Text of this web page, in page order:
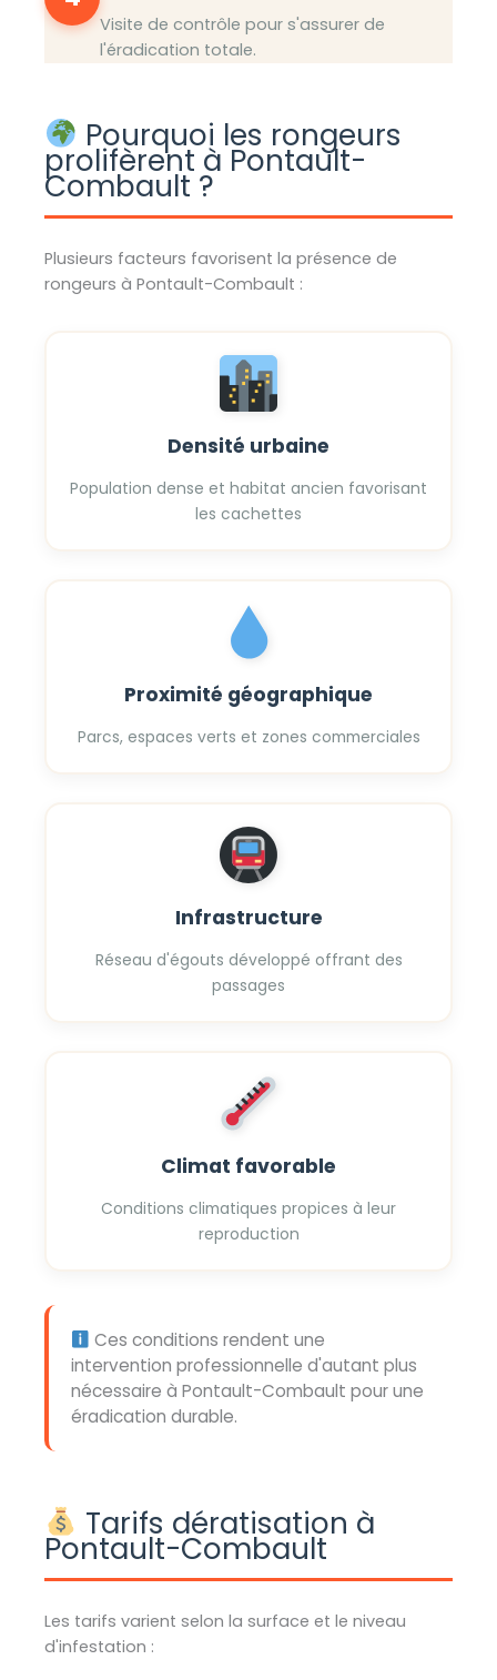
Visite de contrôle pour s'assurer de
l'éradication totale.
Pourquoi les rongeurs
prolifèrent à Pontault-
Combault ?
Plusieurs facteurs favorisent la présence de
rongeurs à Pontault-Combault :
Densité urbaine
Population dense et habitat ancien favorisant
les cachettes
Proximité géographique
Parcs, espaces verts et zones commerciales
Infrastructure
Réseau d'égouts développé offrant des
passages
Climat favorable
Conditions climatiques propices à leur
reproduction
Ces conditions rendent une
intervention professionnelle d'autant plus
nécessaire à Pontault-Combault pour une
éradication durable.
Tarifs dératisation à
Pontault-Combault
Les tarifs varient selon la surface et le niveau
d'infestation :